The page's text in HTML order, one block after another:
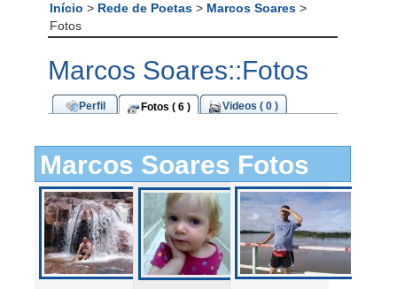
Início > Rede de Poetas > Marcos Soares >
Fotos
Marcos Soares::Fotos
Perfil Fotos ( 6 ) Videos ( 0 )
Marcos Soares Fotos